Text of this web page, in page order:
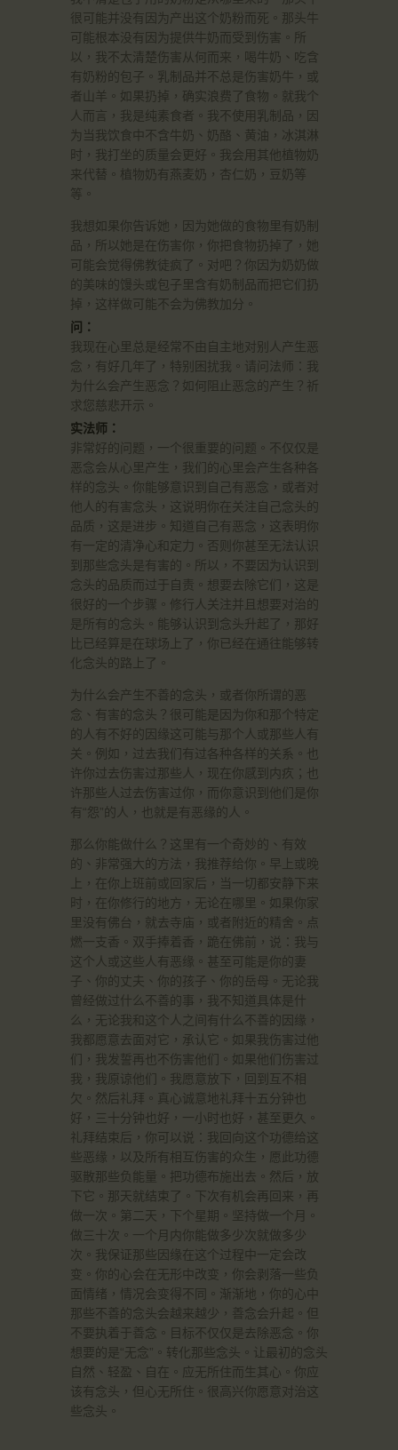
很可能并没有因为产出这个奶粉而死。那头牛
可能根本没有因为提供牛奶而受到伤害。所
以，我不太清楚伤害从何而来，喝牛奶、吃含
有奶粉的包子。乳制品并不总是伤害奶牛，或
者山羊。如果扔掉，确实浪费了食物。就我个
人而言，我是纯素食者。我不使用乳制品，因
为当我饮食中不含牛奶、奶酪、黄油，冰淇淋
时，我打坐的质量会更好。我会用其他植物奶
来代替。植物奶有燕麦奶，杏仁奶，豆奶等
等。
我想如果你告诉她，因为她做的食物里有奶制
品，所以她是在伤害你，你把食物扔掉了，她
可能会觉得佛教徒疯了。对吧？你因为奶奶做
的美味的馒头或包子里含有奶制品而把它们扔
掉，这样做可能不会为佛教加分。
问：
我现在心里总是经常不由自主地对别人产生恶
念，有好几年了，特别困扰我。请问法师：我
为什么会产生恶念？如何阻止恶念的产生？祈
求您慈悲开示。
实法师：
非常好的问题，一个很重要的问题。不仅仅是
恶念会从心里产生，我们的心里会产生各种各
样的念头。你能够意识到自己有恶念，或者对
他人的有害念头，这说明你在关注自己念头的
品质，这是进步。知道自己有恶念，这表明你
有一定的清净心和定力。否则你甚至无法认识
到那些念头是有害的。所以，不要因为认识到
念头的品质而过于自责。想要去除它们，这是
很好的一个步骤。修行人关注并且想要对治的
是所有的念头。能够认识到念头升起了，那好
比已经算是在球场上了，你已经在通往能够转
化念头的路上了。
为什么会产生不善的念头，或者你所谓的恶
念、有害的念头？很可能是因为你和那个特定
的人有不好的因缘这可能与那个人或那些人有
关。例如，过去我们有过各种各样的关系。也
许你过去伤害过那些人，现在你感到内疚；也
许那些人过去伤害过你，而你意识到他们是你
有“怨”的人，也就是有恶缘的人。
那么你能做什么？这里有一个奇妙的、有效
的、非常强大的方法，我推荐给你。早上或晚
上，在你上班前或回家后，当一切都安静下来
时，在你修行的地方，无论在哪里。如果你家
里没有佛台，就去寺庙，或者附近的精舍。点
燃一支香。双手捧着香，跪在佛前，说：我与
这个人或这些人有恶缘。甚至可能是你的妻
子、你的丈夫、你的孩子、你的岳母。无论我
曾经做过什么不善的事，我不知道具体是什
么，无论我和这个人之间有什么不善的因缘，
我都愿意去面对它，承认它。如果我伤害过他
们，我发誓再也不伤害他们。如果他们伤害过
我，我原谅他们。我愿意放下，回到互不相
欠。然后礼拜。真心诚意地礼拜十五分钟也
好，三十分钟也好，一小时也好，甚至更久。
礼拜结束后，你可以说：我回向这个功德给这
些恶缘，以及所有相互伤害的众生，愿此功德
驱散那些负能量。把功德布施出去。然后，放
下它。那天就结束了。下次有机会再回来，再
做一次。第二天，下个星期。坚持做一个月。
做三十次。一个月内你能做多少次就做多少
次。我保证那些因缘在这个过程中一定会改
变。你的心会在无形中改变，你会剥落一些负
面情绪，情况会变得不同。渐渐地，你的心中
那些不善的念头会越来越少，善念会升起。但
不要执着于善念。目标不仅仅是去除恶念。你
想要的是“无念”。转化那些念头。让最初的念头
自然、轻盈、自在。应无所住而生其心。你应
该有念头，但心无所住。很高兴你愿意对治这
些念头。